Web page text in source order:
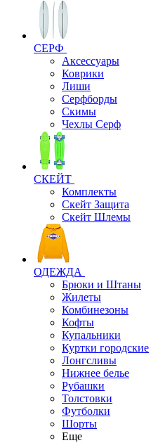
СЕРФ
Аксессуары
Коврики
Лиши
Серфборды
Скимы
Чехлы Cерф
СКЕЙТ
Комплекты
Скейт Защита
Скейт Шлемы
ОДЕЖДА
Брюки и Штаны
Жилеты
Комбинезоны
Кофты
Купальники
Куртки городские
Лонгсливы
Нижнее белье
Рубашки
Толстовки
Футболки
Шорты
Еще